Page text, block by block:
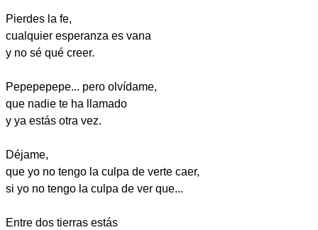
Pierdes la fe,
cualquier esperanza es vana
y no sé qué creer.
Pepepepepe... pero olvídame,
que nadie te ha llamado
y ya estás otra vez.
Déjame,
que yo no tengo la culpa de verte caer,
si yo no tengo la culpa de ver que...
Entre dos tierras estás